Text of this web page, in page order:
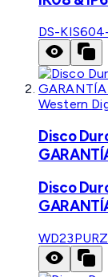
DS-
Western
Disco
Disco
WD23PURZ